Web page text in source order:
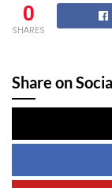
0
SHARES
Share on